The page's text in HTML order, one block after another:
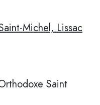
Michel, Lissac
Saint